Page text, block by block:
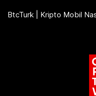
BtcTurk | Kripto Mobil